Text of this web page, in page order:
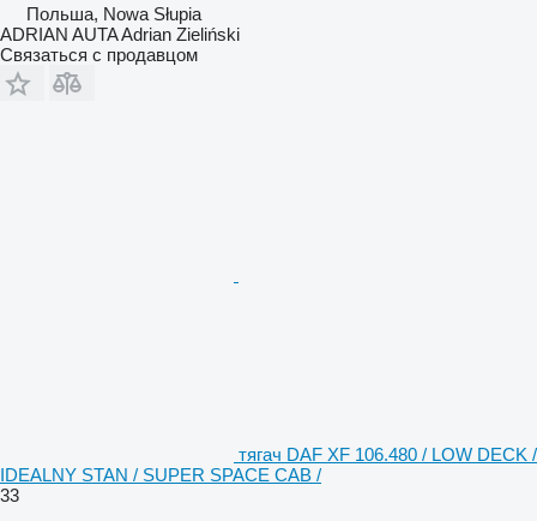
Польша, Nowa Słupia
ADRIAN AUTA Adrian Zieliński
Связаться с продавцом
тягач DAF XF 106.480 / LOW DECK /
IDEALNY STAN / SUPER SPACE CAB /
33